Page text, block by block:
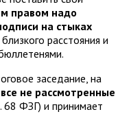
правом надо
на стыках
расстояния и
заседание, на
не рассмотренные
68 ФЗГ) и принимает